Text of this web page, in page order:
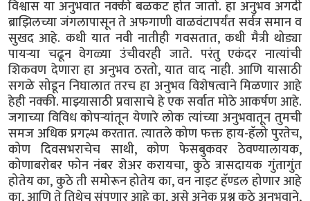
विश्वास या अनुभवात नक्की बळकट होत जातो. हा अनुभव अगदी
ब्राझिलच्या जंगलापासून ते अफगाणी वाळवंटापर्यंत सर्वत्र समान व
सुखद आहे. कधी यात नवी नातीही गवसतात, कधी मैत्री थोड्या
पायऱ्या चढून वेगळ्या उंचीवरही जाते. परंतु एकंदर नात्यांची
शिकवण देणारा हा अनुभव ठरतो, यात वाद नाही. आणि यासाठी
सगळे सोडून निघालात तरच हा अनुभव विशेषत्वाने मिळणार आहे
हेही नक्की. माझ्यासाठी प्रवासाचे हे एक सर्वात मोठे आकर्षण आहे.
जगाच्या विविध कोपऱ्यांतून येणारे लोक त्यांच्या अनुभवातून तुमची
समज अधिक प्रगल्भ करतात. त्यातले कोण फक्त हाय-हॅलो पुरतेच,
कोण दिवसभराचेच साथी, कोण फेसबुकवर ठेवण्यालायक,
कोणाबरोबर फोन नंबर शेअर करायचा, कुठे त्रासदायक गुंतागुंत
होतेय का, कुठे ती समोरून होतेय का, वन नाइट हॅण्डल होणार आहे